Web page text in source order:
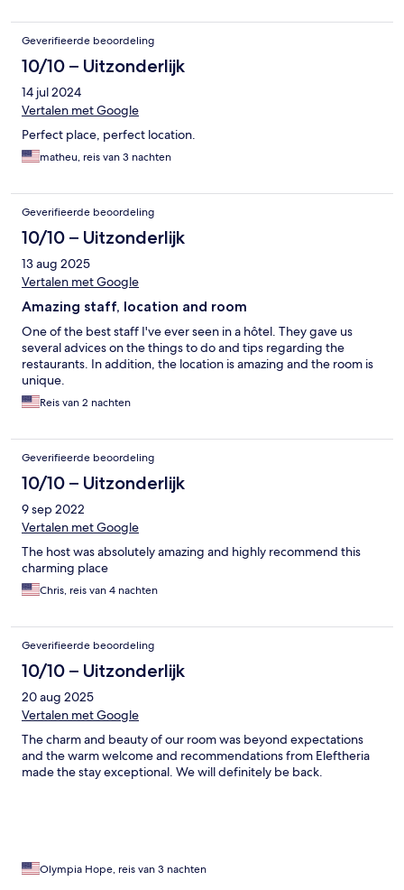
Geverifieerde beoordeling
10/10 – Uitzonderlijk
14 jul 2024
Vertalen met Google
Perfect place, perfect location.
matheu, reis van 3 nachten
Geverifieerde beoordeling
10/10 – Uitzonderlijk
13 aug 2025
Vertalen met Google
Amazing staff, location and room
One of the best staff I've ever seen in a hôtel. They gave us
several advices on the things to do and tips regarding the
restaurants. In addition, the location is amazing and the room is
unique.
Reis van 2 nachten
Geverifieerde beoordeling
10/10 – Uitzonderlijk
9 sep 2022
Vertalen met Google
The host was absolutely amazing and highly recommend this
charming place
Chris, reis van 4 nachten
Geverifieerde beoordeling
10/10 – Uitzonderlijk
20 aug 2025
Vertalen met Google
The charm and beauty of our room was beyond expectations
and the warm welcome and recommendations from Eleftheria
made the stay exceptional. We will definitely be back.
Olympia Hope, reis van 3 nachten